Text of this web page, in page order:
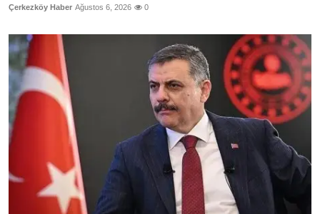
Çerkezköy Haber Ağustos 6, 2026 0